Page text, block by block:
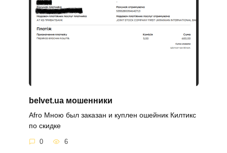
belvet.ua мошенники
Afro Мною был заказан и куплен ошейник Килтикс
по скидке
0 6